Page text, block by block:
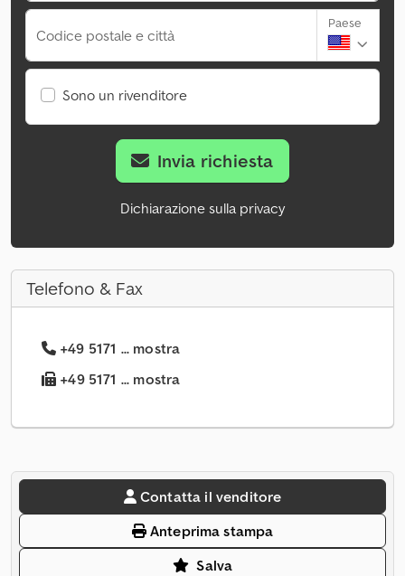
Codice postale e città
Paese
Sono un rivenditore
Invia richiesta
Dichiarazione sulla privacy
Telefono & Fax
+49 5171 ... mostra
+49 5171 ... mostra
Contatta il venditore
Anteprima stampa
Salva